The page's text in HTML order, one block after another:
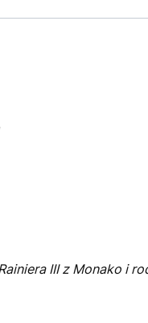
III z Monako i